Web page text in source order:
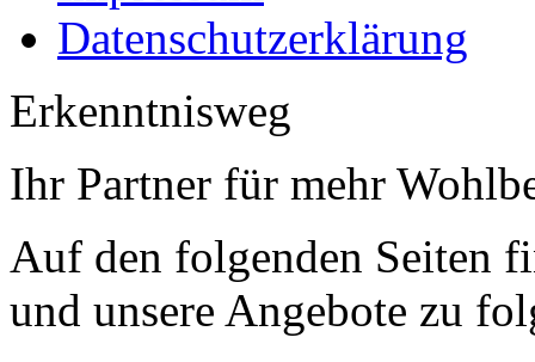
Datenschutzerklärung
Erkenntnisweg
Ihr Partner für mehr
Auf den folgenden Seiten
und unsere Angebote zu